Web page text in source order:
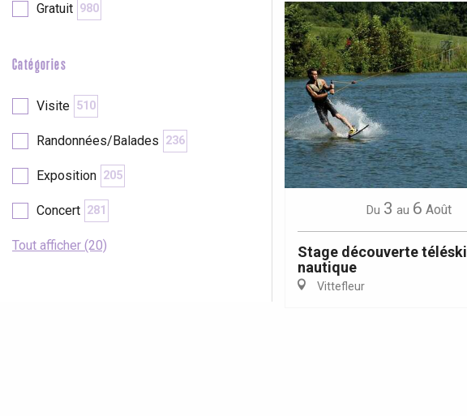
Gratuit 980
Catégories
Visite 510
Randonnées/Balades 236
Exposition 205
Concert 281
Tout afficher (20)
Du 3 au 6 Août
Stage découverte téléski
nautique
Vittefleur